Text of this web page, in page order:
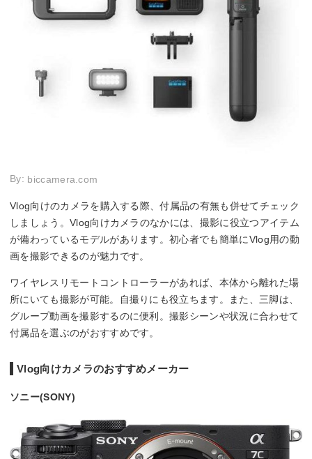
By: biccamera.com
Vlog向けのカメラを購入する際、付属品の有無も併せてチェック
しましょう。Vlog向けカメラのなかには、撮影に役立つアイテム
が備わっているモデルがあります。初心者でも簡単にVlog用の動
画を撮影できるのが魅力です。
ワイヤレスリモートコントローラーがあれば、本体から離れた場
所にいても撮影が可能。自撮りにも役立ちます。また、三脚は、
グループ動画を撮影するのに便利。撮影シーンや状況に合わせて
付属品を選ぶのがおすすめです。
Vlog向けカメラのおすすめメーカー
ソニー(SONY)